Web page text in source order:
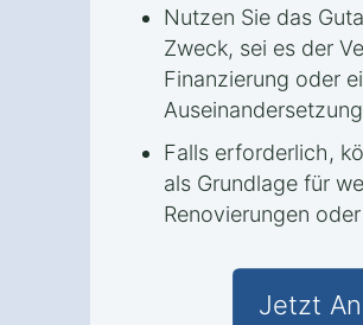
Nutzen Sie das
Zweck, sei es der
Finanzierung oder
Falls erforderlich,
als Grundlage für
Renovierungen
Jetzt